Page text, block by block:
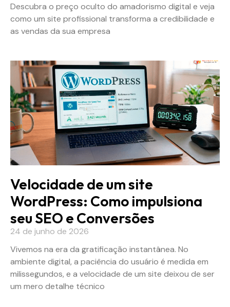
Descubra o preço oculto do amadorismo digital e veja
como um site profissional transforma a credibilidade e
as vendas da sua empresa
Velocidade de um site
WordPress: Como impulsiona
seu SEO e Conversões
24 de junho de 2026
Vivemos na era da gratificação instantânea. No
ambiente digital, a paciência do usuário é medida em
milissegundos, e a velocidade de um site deixou de ser
um mero detalhe técnico